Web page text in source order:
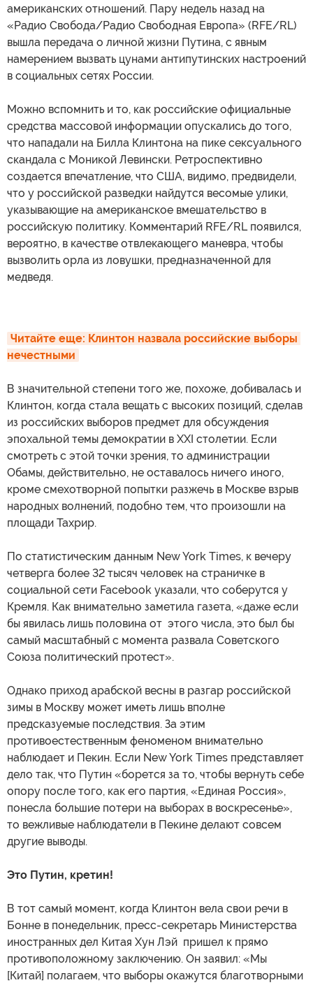
американских отношений. Пару недель назад на
«Радио Свобода/Радио Свободная Европа» (RFE/RL)
вышла передача о личной жизни Путина, с явным
намерением вызвать цунами антипутинских настроений
в социальных сетях России.
Можно вспомнить и то, как российские официальные
средства массовой информации опускались до того,
что нападали на Билла Клинтона на пике сексуального
скандала с Моникой Левински. Ретроспективно
создается впечатление, что США, видимо, предвидели,
что у российской разведки найдутся весомые улики,
указывающие на американское вмешательство в
российскую политику. Комментарий RFE/RL появился,
вероятно, в качестве отвлекающего маневра, чтобы
вызволить орла из ловушки, предназначенной для
медведя.
Читайте еще: Клинтон назвала российские выборы
нечестными
В значительной степени того же, похоже, добивалась и
Клинтон, когда стала вещать с высоких позиций, сделав
из российских выборов предмет для обсуждения
эпохальной темы демократии в XXI столетии. Если
смотреть с этой точки зрения, то администрации
Обамы, действительно, не оставалось ничего иного,
кроме смехотворной попытки разжечь в Москве взрыв
народных волнений, подобно тем, что произошли на
площади Тахрир.
По статистическим данным New York Times, к вечеру
четверга более 32 тысяч человек на страничке в
социальной сети Facebook указали, что соберутся у
Кремля. Как внимательно заметила газета, «даже если
бы явилась лишь половина от этого числа, это был бы
самый масштабный с момента развала Советского
Союза политический протест».
Однако приход арабской весны в разгар российской
зимы в Москву может иметь лишь вполне
предсказуемые последствия. За этим
противоестественным феноменом внимательно
наблюдает и Пекин. Если New York Times представляет
дело так, что Путин «борется за то, чтобы вернуть себе
опору после того, как его партия, «Единая Россия»,
понесла большие потери на выборах в воскресенье»,
то вежливые наблюдатели в Пекине делают совсем
другие выводы.
Это Путин, кретин!
В тот самый момент, когда Клинтон вела свои речи в
Бонне в понедельник, пресс-секретарь Министерства
иностранных дел Китая Хун Лэй пришел к прямо
противоположному заключению. Он заявил: «Мы
[Китай] полагаем, что выборы окажутся благотворными